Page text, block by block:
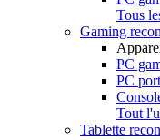
Tous
Gaming
PC
PC
Tout
Tablette